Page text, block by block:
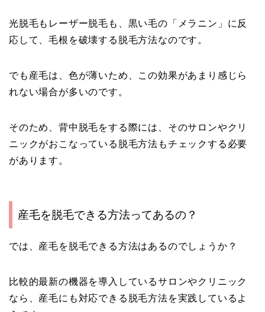
光脱毛もレーザー脱毛も、黒い毛の「メラニン」に反
応して、毛根を破壊する脱毛方法なのです。
でも産毛は、色が薄いため、この効果があまり感じら
れない場合が多いのです。
そのため、背中脱毛をする際には、そのサロンやクリ
ニックがおこなっている脱毛方法もチェックする必要
があります。
産毛を脱毛できる方法ってあるの？
では、産毛を脱毛できる方法はあるのでしょうか？
比較的最新の機器を導入しているサロンやクリニック
なら、産毛にも対応できる脱毛方法を実践しているよ